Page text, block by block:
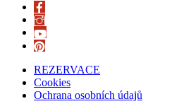
REZERVACE
Cookies
Ochrana osobních údajů